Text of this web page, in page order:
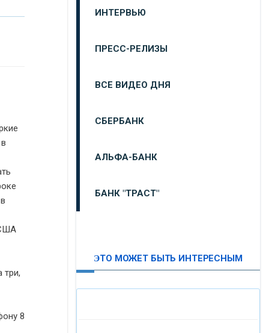
три,
8
ИНТЕРВЬЮ
ПРЕСС-РЕЛИЗЫ
ВСЕ ВИДЕО ДНЯ
СБЕРБАНК
АЛЬФА-БАНК
БАНК "ТРАСТ"
ЭТО МОЖЕТ БЫТЬ ИНТЕРЕСНЫМ